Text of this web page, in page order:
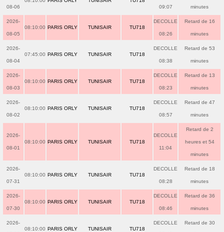
08-06 09:07 minutes
2026-
08-05
08:10:00 PARIS ORLY TUNISAIR TU718
DECOLLE
08:26
Retard de 16
minutes
2026-
08-04
07:45:00 PARIS ORLY TUNISAIR TU718
DECOLLE
08:38
Retard de 53
minutes
2026-
08-03
08:10:00 PARIS ORLY TUNISAIR TU718
DECOLLE
08:23
Retard de 13
minutes
2026-
08-02
08:10:00 PARIS ORLY TUNISAIR TU718
DECOLLE
08:57
Retard de 47
minutes
2026-
08-01
08:10:00 PARIS ORLY TUNISAIR TU718
DECOLLE
11:04
Retard de 2
heures et 54
minutes
2026-
07-31
08:10:00 PARIS ORLY TUNISAIR TU718
DECOLLE
08:28
Retard de 18
minutes
2026-
07-30
08:10:00 PARIS ORLY TUNISAIR TU718
DECOLLE
08:46
Retard de 36
minutes
2026-
08:10:00 PARIS ORLY TUNISAIR TU718
DECOLLE Retard de 30